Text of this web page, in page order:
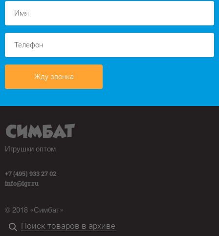
Жду звонка
Игрушки оптом
+7 (495) 933 27 02
info@igr.ru
© 2018 «Симбат»